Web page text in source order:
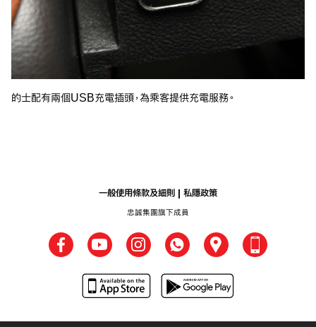
的士配有兩個USB充電插頭，為乘客提供充電服務。
一般使用條款及細則 私隱政策
忠誠集團旗下成員